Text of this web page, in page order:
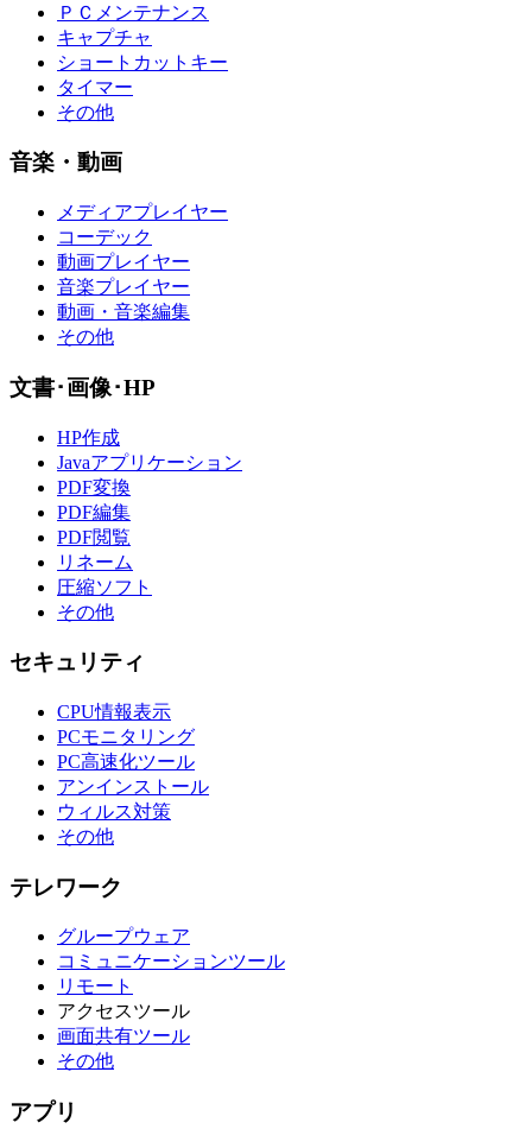
ＰＣメンテナンス
キャプチャ
ショートカットキー
タイマー
その他
音楽・動画
メディアプレイヤー
コーデック
動画プレイヤー
音楽プレイヤー
動画・音楽編集
その他
文書･画像･HP
HP作成
Javaアプリケーション
PDF変換
PDF編集
PDF閲覧
リネーム
圧縮ソフト
その他
セキュリティ
CPU情報表示
PCモニタリング
PC高速化ツール
アンインストール
ウィルス対策
その他
テレワーク
グループウェア
コミュニケーションツール
リモート
アクセスツール
画面共有ツール
その他
アプリ